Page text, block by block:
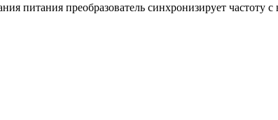
питания преобразователь синхронизирует частоту